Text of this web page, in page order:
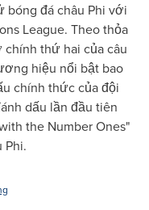
đá châu Phi với
League. Theo thỏa
thứ hai của câu
hiệu nổi bật bao
chính thức của đội
dấu lần đầu tiên
the Number Ones"
Phi.